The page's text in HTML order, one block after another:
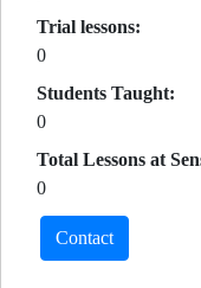
Trial lessons:
0
Students Taught:
0
Total Lessons at
0
Contact